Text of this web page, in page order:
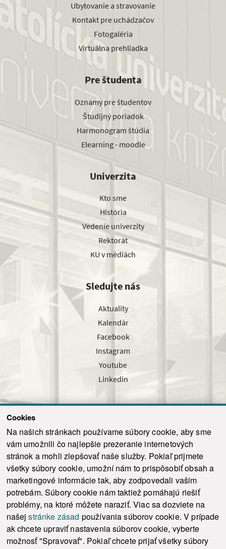
Cookies
Na našich stránkach používame súbory cookie, aby sme
vám umožnili čo najlepšie prezeranie internetových
stránok a mohli zlepšovať naše služby. Pokiaľ prijmete
všetky súbory cookie, umožní nám to prispôsobiť obsah a
marketingové informácie tak, aby zodpovedali vašim
potrebám. Súbory cookie nám taktiež pomáhajú riešiť
problémy, na ktoré môžete naraziť. Viac sa dozviete na
našejstránke zásad používania súborov cookie. V prípade
ak chcete upraviť nastavenia súborov cookie, vyberte
možnosť "Spravovať". Pokiaľ chcete prijať všetky súbory
Ubytovanie a stravovanie
Kontakt pre uchádzačov
Fotogaléria
Virtuálna prehliadka
Pre študenta
Oznamy pre študentov
Študijný poriadok
Harmonogram štúdia
Elearning - moodle
Univerzita
Kto sme
História
Vedenie univerzity
Rektorát
KU v médiách
Sledujte nás
Aktuality
Kalendár
Facebook
Instagram
Youtube
Linkedin
Odoslať
© 2021-2026 ku.sk. Všetky práva vyhradené. | Ochrana osobných údajov
Vyhlásenie o prístupnosti |
Admin
This site is protected by reCAPTCHA and the Google Privacy Policy and Terms of